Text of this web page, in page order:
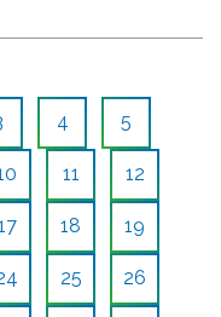
4 5
11 12
18 19
25 26